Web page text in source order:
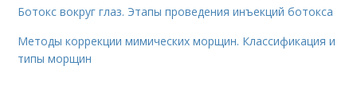
Ботокс вокруг глаз. Этапы проведения инъекций ботокса
Методы коррекции мимических морщин. Классификация и
типы морщин